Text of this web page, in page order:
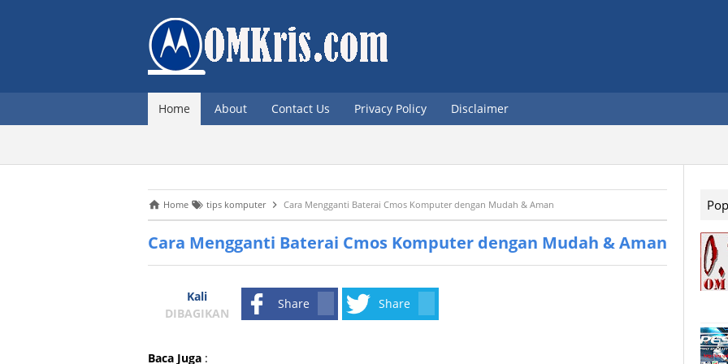
Home About Contact Us Privacy Policy Disclaimer
Home tips komputer Cara Mengganti Baterai Cmos Komputer dengan Mudah & Aman
Cara Mengganti Baterai Cmos Komputer dengan Mudah & Aman
Kali
DIBAGIKAN
Share Share
Baca Juga :